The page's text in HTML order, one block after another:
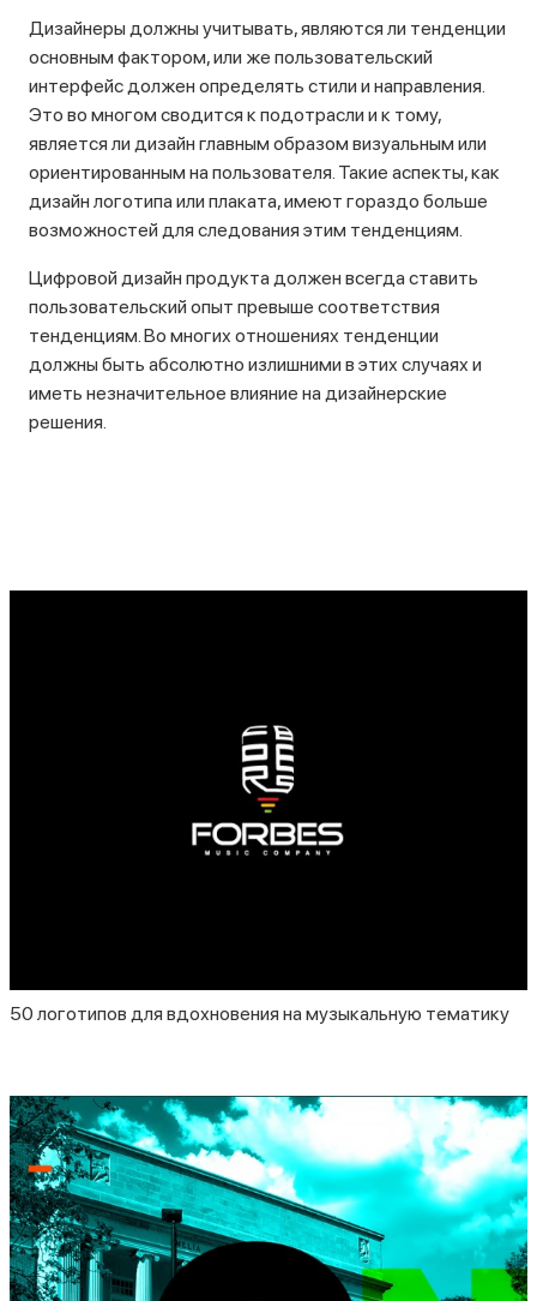
Дизайнеры должны учитывать, являются ли тенденции
основным фактором, или же пользовательский
интерфейс должен определять стили и направления.
Это во многом сводится к подотрасли и к тому,
является ли дизайн главным образом визуальным или
ориентированным на пользователя. Такие аспекты, как
дизайн логотипа или плаката, имеют гораздо больше
возможностей для следования этим тенденциям.
Цифровой дизайн продукта должен всегда ставить
пользовательский опыт превыше соответствия
тенденциям. Во многих отношениях тенденции
должны быть абсолютно излишними в этих случаях и
иметь незначительное влияние на дизайнерские
решения.
50 логотипов для вдохновения на музыкальную тематику